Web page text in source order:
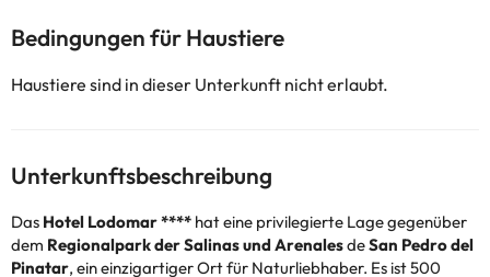
Bedingungen für Haustiere
Haustiere sind in dieser Unterkunft nicht erlaubt.
Unterkunftsbeschreibung
Das Hotel Lodomar **** hat eine privilegierte Lage gegenüber
dem Regionalpark der Salinas und ArenalesdeSan Pedro del
Pinatar, ein einzigartiger Ort für Naturliebhaber. Es ist 500